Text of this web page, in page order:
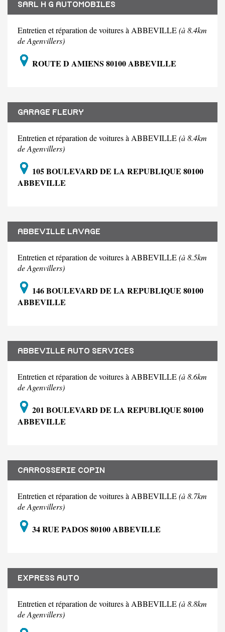
SARL H G AUTOMOBILES
Entretien et réparation de voitures à ABBEVILLE(à 8.4km
de Agenvillers)
ROUTE D AMIENS 80100 ABBEVILLE
GARAGE FLEURY
Entretien et réparation de voitures à ABBEVILLE(à 8.4km
de Agenvillers)
105 BOULEVARD DE LA REPUBLIQUE 80100
ABBEVILLE
ABBEVILLE LAVAGE
Entretien et réparation de voitures à ABBEVILLE(à 8.5km
de Agenvillers)
146 BOULEVARD DE LA REPUBLIQUE 80100
ABBEVILLE
ABBEVILLE AUTO SERVICES
Entretien et réparation de voitures à ABBEVILLE(à 8.6km
de Agenvillers)
201 BOULEVARD DE LA REPUBLIQUE 80100
ABBEVILLE
CARROSSERIE COPIN
Entretien et réparation de voitures à ABBEVILLE(à 8.7km
de Agenvillers)
34 RUE PADOS 80100 ABBEVILLE
EXPRESS AUTO
Entretien et réparation de voitures à ABBEVILLE(à 8.8km
de Agenvillers)